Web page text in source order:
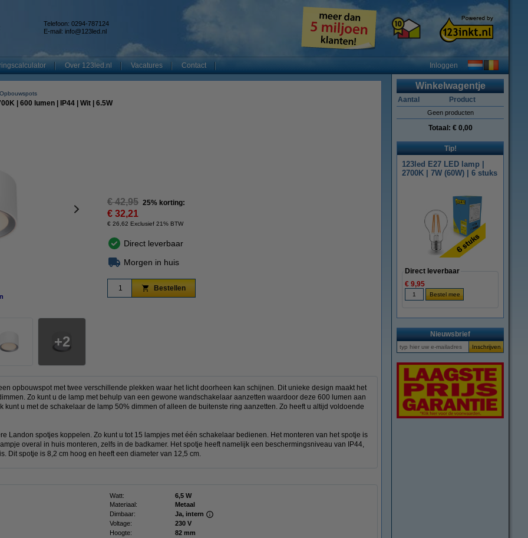
Telefoon: 0294-787124
E-mail: info@123led.nl
Over 123led.nl Vacatures Contact Inloggen
| 600 lumen | IP44 | Wit | 6.5W
vergroten vergroten
2
€ 42,95 25% korting:
€ 32,21
€ 26,62 Exclusief 21% BTW
Direct leverbaar
Morgen in huis
Bestellen
opbouwspot met twee verschillende plekken waar het licht doorheen kan schijnen. Dit unieke design maakt het
Zo kunt u de lamp met behulp van een gewone wandschakelaar aanzetten waardoor deze 600 lumen aan
kunt u met de schakelaar de lamp 50% dimmen of alleen de buitenste ring aanzetten. Zo heeft u altijd voldoende
Landon spotjes koppelen. Zo kunt u tot 15 lampjes met één schakelaar bedienen. Het monteren van het spotje is
overal in huis monteren, zelfs in de badkamer. Het spotje heeft namelijk een beschermingsniveau van IP44,
Dit spotje is 8,2 cm hoog en heeft een diameter van 12,5 cm.
Watt:
6,5 W
Materiaal:
Metaal
Dimbaar:
Ja, intern
Voltage:
230 V
Hoogte:
82 mm
Winkelwagentje
Aantal Product
Geen producten
Totaal: € 0,00
Tip!
123led E27 LED lamp |
2700K | 7W (60W) | 6 stuks
Direct leverbaar
€ 9,95
Nieuwsbrief